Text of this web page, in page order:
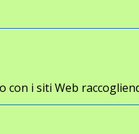
i siti Web